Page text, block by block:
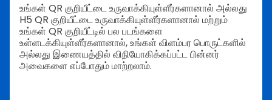
உங்கள் QR குறியீட்டை உருவாக்கியுள்ளீர்களானால் அல்லது
H5 QR குறியீட்டை உருவாக்கியுள்ளீர்களானால் மற்றும்
உங்கள் QR குறியீட்டில் பல படங்களை
உள்ளடக்கியுள்ளீர்களானால், உங்கள் விளம்பர பொருட்களில்
அல்லது இணையத்தில் விநியோகிக்கப்பட்ட பின்னர்
அவைகளை எப்போதும் மாற்றலாம்.